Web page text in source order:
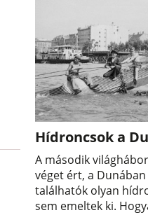
Hídroncsok a
A második
véget ért, a
találhatók olyan
sem emeltek ki.